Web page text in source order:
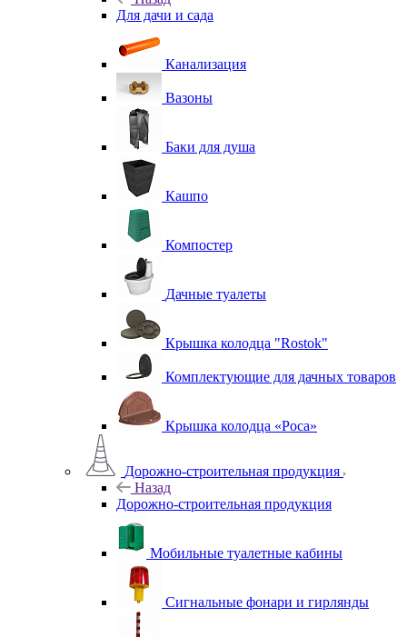
Для дачи и сада
Канализация
Вазоны
Баки для душа
Кашпо
Компостер
Дачные туалеты
Крышка колодца "Rostok"
Комплектующие для дачных товаров
Крышка колодца «Роса»
Дорожно-строительная продукция
Назад
Дорожно-строительная продукция
Мобильные туалетные кабины
Сигнальные фонари и гирлянды